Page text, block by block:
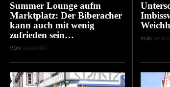
Summer Lounge aufm
Marktplatz: Der Biberacher
kann auch mit wenig
zufrieden sein…
VON GASPARD
VON